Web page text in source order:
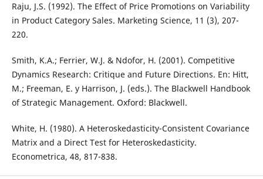
Raju, J.S. (1992). The Effect of Price Promotions on Variability
in Product Category Sales. Marketing Science, 11 (3), 207-
220.
Smith, K.A.; Ferrier, W.J. & Ndofor, H. (2001). Competitive
Dynamics Research: Critique and Future Directions. En: Hitt,
M.; Freeman, E. y Harrison, J. (eds.). The Blackwell Handbook
of Strategic Management. Oxford: Blackwell.
White, H. (1980). A Heteroskedasticity-Consistent Covariance
Matrix and a Direct Test for Heteroskedasticity.
Econometrica, 48, 817-838.